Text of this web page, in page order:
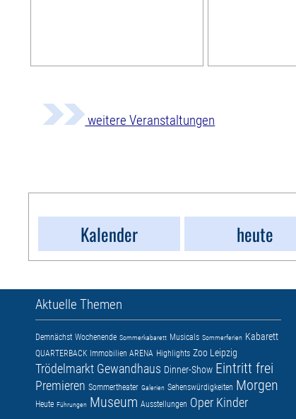
weitere Veranstaltungen
Kalender
heute
Aktuelle Themen
Demnächst Wochenende Sommerkabarett Musicals Sommerferien Kabarett
QUARTERBACK Immobilien ARENA Highlights Zoo Leipzig
Trödelmarkt Gewandhaus Dinner-Show Eintritt frei
Premieren Sommertheater Galerien Sehenswürdigkeiten Morgen
Heute Führungen Museum Ausstellungen Oper Kinder